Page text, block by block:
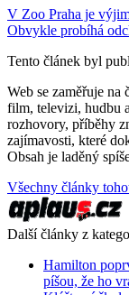
V Zoo Praha je
Obvykle probíhá
Tento článek byl
Web se zaměřuje na
film, televizi, hudbu
rozhovory, příběhy
zajímavosti, které
Obsah je laděný
Všechny články
Další články z
Hamilton
píšou, že ho